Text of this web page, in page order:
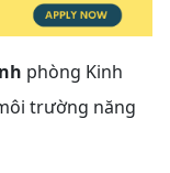
phòng Kinh
trường năng